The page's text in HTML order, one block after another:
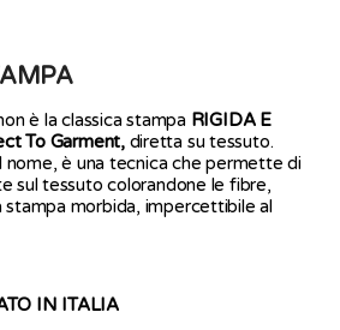
è la classica stampa RIGIDA E
To Garment,diretta su tessuto.
nome, è una tecnica che permette di
sul tessuto colorandone le fibre,
morbida, impercettibile al
IN ITALIA